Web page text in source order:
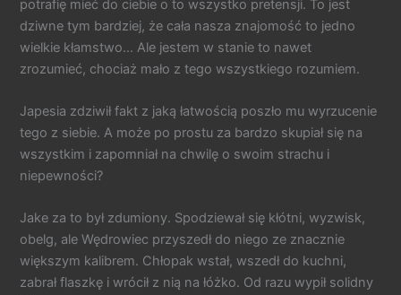
potrafię mieć do ciebie o to wszystko pretensji. To jest
dziwne tym bardziej, że cała nasza znajomość to jedno
wielkie kłamstwo… Ale jestem w stanie to nawet
zrozumieć, chociaż mało z tego wszystkiego rozumiem.
Japesia zdziwił fakt z jaką łatwością poszło mu wyrzucenie
tego z siebie. A może po prostu za bardzo skupiał się na
wszystkim i zapomniał na chwilę o swoim strachu i
niepewności?
Jake za to był zdumiony. Spodziewał się kłótni, wyzwisk,
obelg, ale Wędrowiec przyszedł do niego ze znacznie
większym kalibrem. Chłopak wstał, wszedł do kuchni,
zabrał flaszkę i wrócił z nią na łóżko. Od razu wypił solidny